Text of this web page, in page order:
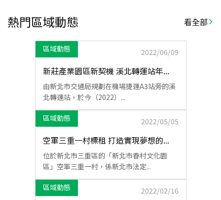
熱門區域動態 看全部
區域動態 2022/06/09
新莊產業園區新契機 溪北轉運站年...
由新北市交通局規劃在機場捷運A3站旁的溪
北轉運站，於今（2022）...
區域動態 2022/05/05
空軍三重一村標租 打造實現夢想的...
位於新北市三重區的「新北市眷村文化園
區」空軍三重一村，係新北市法定...
區域動態 2022/02/16